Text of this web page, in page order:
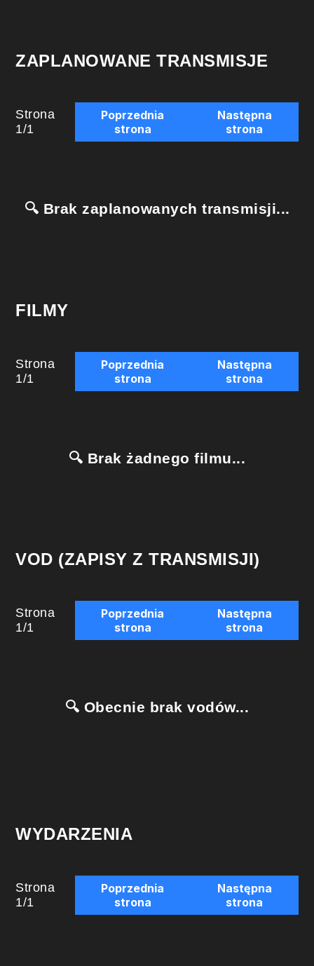
ZAPLANOWANE TRANSMISJE
Strona
1/1
Poprzednia
strona
Następna
strona
🔍 Brak zaplanowanych transmisji...
FILMY
Strona
1/1
Poprzednia
strona
Następna
strona
🔍 Brak żadnego filmu...
VOD (ZAPISY Z TRANSMISJI)
Strona
1/1
Poprzednia
strona
Następna
strona
🔍 Obecnie brak vodów...
WYDARZENIA
Strona
1/1
Poprzednia
strona
Następna
strona